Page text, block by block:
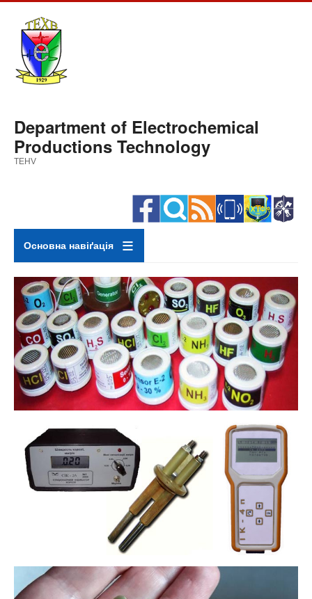
content
Department of Electrochemical
Productions Technology
TEHV
Основна навіґація